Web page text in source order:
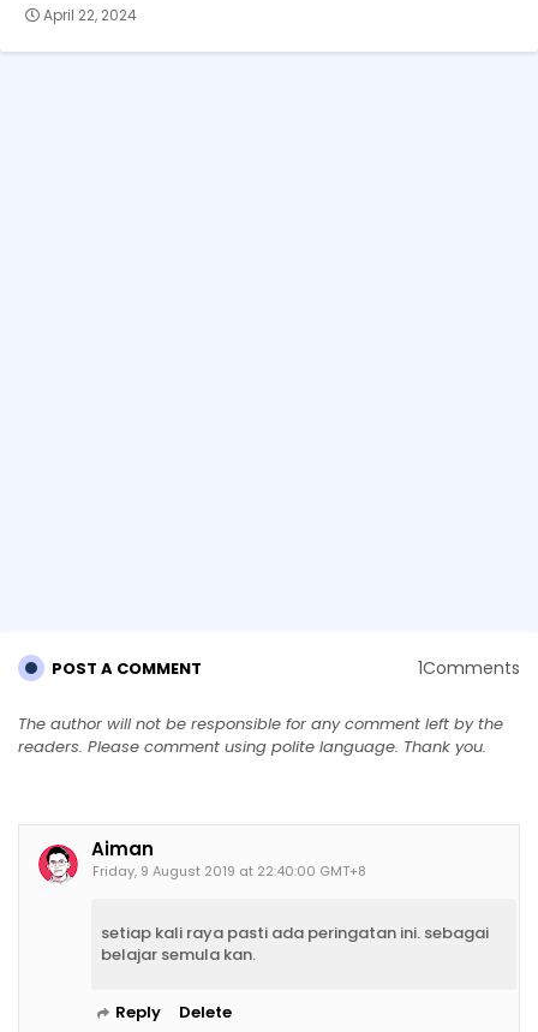
April 22, 2024
POST A COMMENT 1Comments
The author will not be responsible for any comment left by the
readers. Please comment using polite language. Thank you.
Aiman
Friday, 9 August 2019 at 22:40:00 GMT+8
setiap kali raya pasti ada peringatan ini. sebagai
belajar semula kan.
Reply Delete